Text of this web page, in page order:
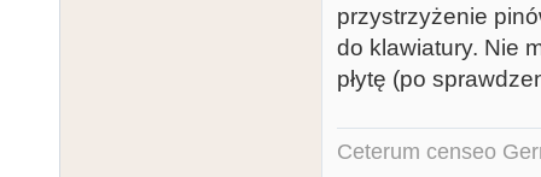
przystrzyżenie
do klawiatury. Nie
płytę (po
Ceterum censeo